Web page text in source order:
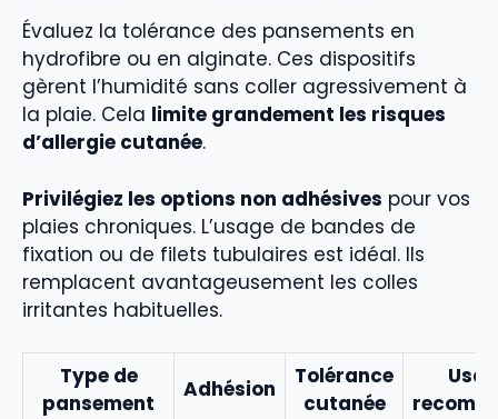
Évaluez la tolérance des pansements en
hydrofibre ou en alginate. Ces dispositifs
gèrent l’humidité sans coller agressivement à
la plaie. Cela limite grandement les risques
d’allergie cutanée.
Privilégiez les options non adhésives pour vos
plaies chroniques. L’usage de bandes de
fixation ou de filets tubulaires est idéal. Ils
remplacent avantageusement les colles
irritantes habituelles.
Type de
pansement
Adhésion
Tolérance
cutanée